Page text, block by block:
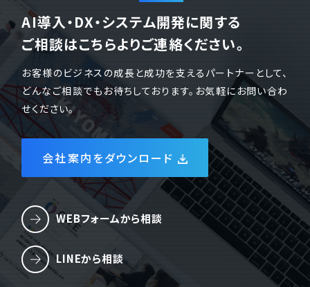
AI導入・DX・システム開発に関する
ご相談はこちらよりご連絡ください。
お客様のビジネスの成長と成功を支えるパートナーとして、
どんなご相談でもお待ちしております。お気軽にお問い合わ
せください。
会社案内をダウンロード
WEBフォームから相談
LINEから相談